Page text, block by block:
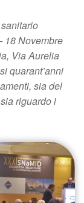
18 Novembre
Via Aurelia
quarant’anni
sia del
riguardo i